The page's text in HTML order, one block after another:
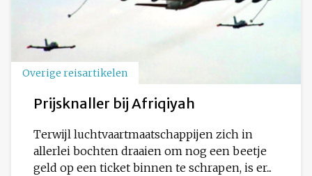
Overige reisartikelen
Prijsknaller bij Afriqiyah
Terwijl luchtvaartmaatschappijen zich in
allerlei bochten draaien om nog een beetje
geld op een ticket binnen te schrapen, is er...